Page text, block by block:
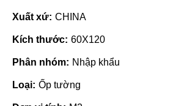
Xuất xứ: CHINA
Kích thước: 60X120
Phân nhóm: Nhập khẩu
Loại: Ốp tường